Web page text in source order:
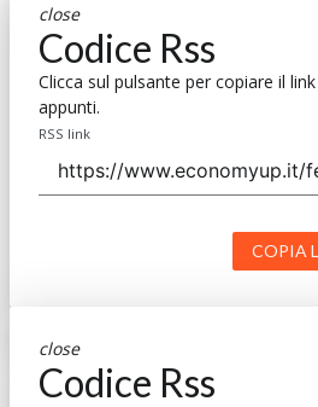
close
Codice Rss
Clicca sul pulsante per copiare il link
appunti.
RSS link
COPIA
close
Codice Rss